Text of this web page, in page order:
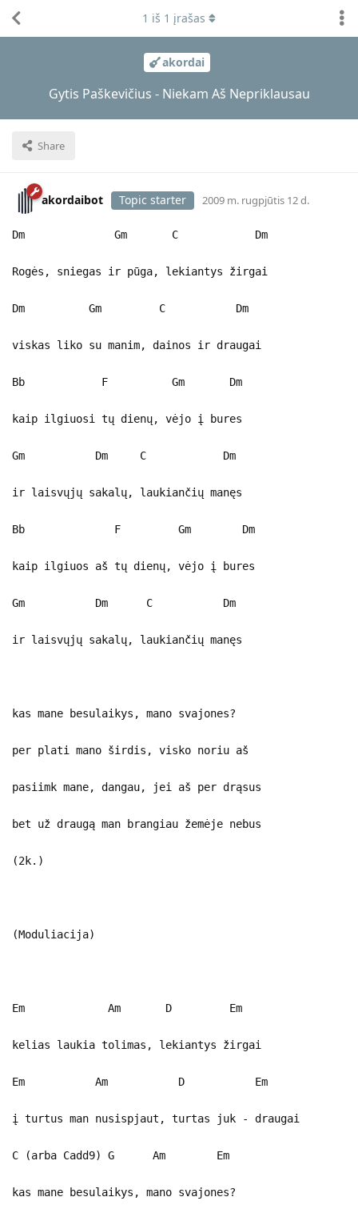
akordai
Gytis Paškevičius - Niekam Aš Nepriklausau
Share
1 iš 1 įrašas
akordaibot Topic starter 2009 m. rugpjūtis 12 d.
Dm Gm C Dm
Rogės, sniegas ir pūga, lekiantys žirgai
Dm Gm C Dm
viskas liko su manim, dainos ir draugai
Bb F Gm Dm
kaip ilgiuosi tų dienų, vėjo į bures
Gm Dm C Dm
ir laisvųjų sakalų, laukiančių manęs
Bb F Gm Dm
kaip ilgiuos aš tų dienų, vėjo į bures
Gm Dm C Dm
ir laisvųjų sakalų, laukiančių manęs
kas mane besulaikys, mano svajones?
per plati mano širdis, visko noriu aš
pasiimk mane, dangau, jei aš per drąsus
bet už draugą man brangiau žemėje nebus
(2k.)
(Moduliacija)
Em Am D Em
kelias laukia tolimas, lekiantys žirgai
Em Am D Em
į turtus man nusispjaut, turtas juk - draugai
C (arba Cadd9) G Am Em
kas mane besulaikys, mano svajones?